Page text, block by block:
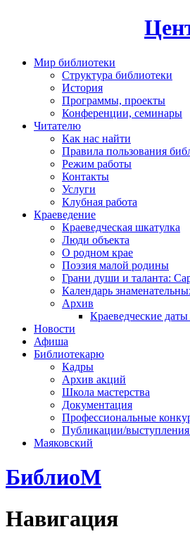
Мир библиотеки
Структура библиотеки
История
Программы, проекты
Конференции, семинары
Читателю
Как нас найти
Правила пользования
Режим работы
Контакты
Услуги
Клубная работа
Краеведение
Краеведческая шкатулка
Люди объекта
О родном крае
Поэзия малой родины
Грани души и таланта:
Календарь
Архив
Краеведческие
Новости
Афиша
Библиотекарю
Кадры
Архив акций
Школа мастерства
Документация
Профессиональные
Публикации/
Маяковский
БиблиоМ
Навигация